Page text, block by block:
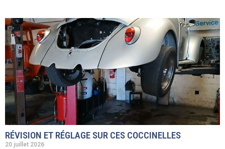
RÉVISION ET RÉGLAGE SUR CES COCCINELLES
20 juillet 2026